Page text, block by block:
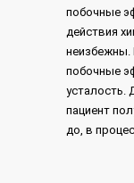
побочные
действия
неизбежны.
побочные
усталость.
пациент
до, в